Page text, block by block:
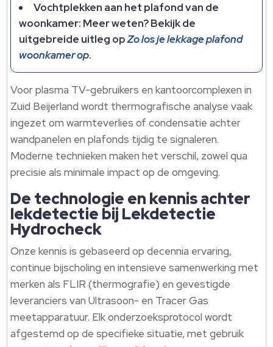
Vochtplekken aan het plafond van de
woonkamer: Meer weten? Bekijk de
uitgebreide uitleg opZo los je lekkage plafond
woonkamer op.​
Voor plasma TV-gebruikers en kantoorcomplexen in
Zuid Beijerland wordt thermografische analyse vaak
ingezet om warmteverlies of condensatie achter
wandpanelen en plafonds tijdig te signaleren.​
Moderne technieken maken het verschil, zowel qua
precisie als minimale impact op de omgeving.​
De technologie en kennis achter
lekdetectie bij Lekdetectie
Hydrocheck
Onze kennis is gebaseerd op decennia ervaring,
continue bijscholing en intensieve samenwerking met
merken als FLIR (thermografie) en gevestigde
leveranciers van Ultrasoon- en Tracer Gas
meetapparatuur.​ Elk onderzoeksprotocol wordt
afgestemd op de specifieke situatie, met gebruik